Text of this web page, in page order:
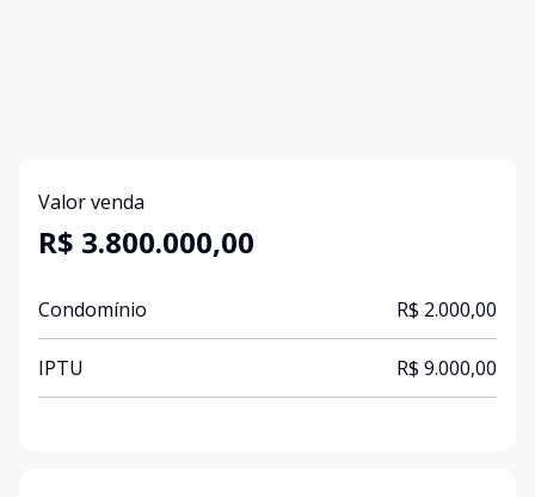
Valor venda
R$ 3.800.000,00
Condomínio R$ 2.000,00
IPTU R$ 9.000,00